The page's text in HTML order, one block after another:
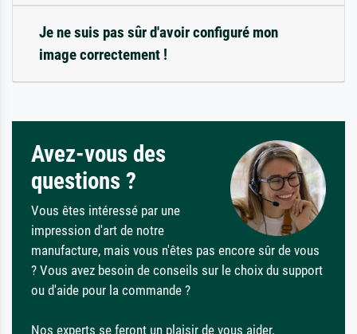
Je ne suis pas sûr d'avoir configuré mon
image correctement !
Avez-vous des
questions ?
Vous êtes intéressé par une
impression d'art de notre
manufacture, mais vous n'êtes pas encore sûr de vous
? Vous avez besoin de conseils sur le choix du support
ou d'aide pour la commande ?
Nos experts se feront un plaisir de vous aider.